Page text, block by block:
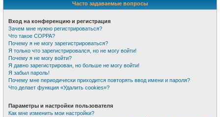
Часто задаваемые вопросы
Вход на конференцию и регистрация
Зачем мне нужно регистрироваться?
Что такое COPPA?
Почему я не могу зарегистрироваться?
Я только что зарегистрировался, но не могу войти!
Почему я не могу войти?
Я давно зарегистрирован, но больше не могу войти!
Я забыл пароль!
Почему мне периодически приходится повторять ввод имени и пароля?
Что делает функция «Удалить cookies»?
Параметры и настройки пользователя
Как мне изменить мои настройки?